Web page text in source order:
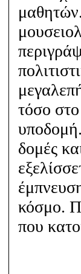
τόσο
δομές
κόσμο.
που